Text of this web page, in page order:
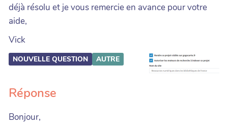
déjà résolu et je vous remercie en avance pour votre
aide,
Vick
NOUVELLE QUESTION AUTRE
Réponse
Bonjour,